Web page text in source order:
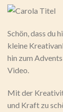
Schön, dass du
kleine
hin zum
Video.
Mit der
und Kraft zu